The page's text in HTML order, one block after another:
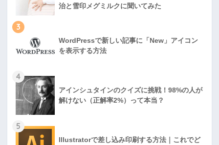
治と雪印メグミルクに聞いてみた
3
WordPressで新しい記事に「New」アイコン
を表示する方法
4
アインシュタインのクイズに挑戦！98%の人が
解けない（正解率2%）って本当？
5
Illustratorで差し込み印刷する方法｜これでど